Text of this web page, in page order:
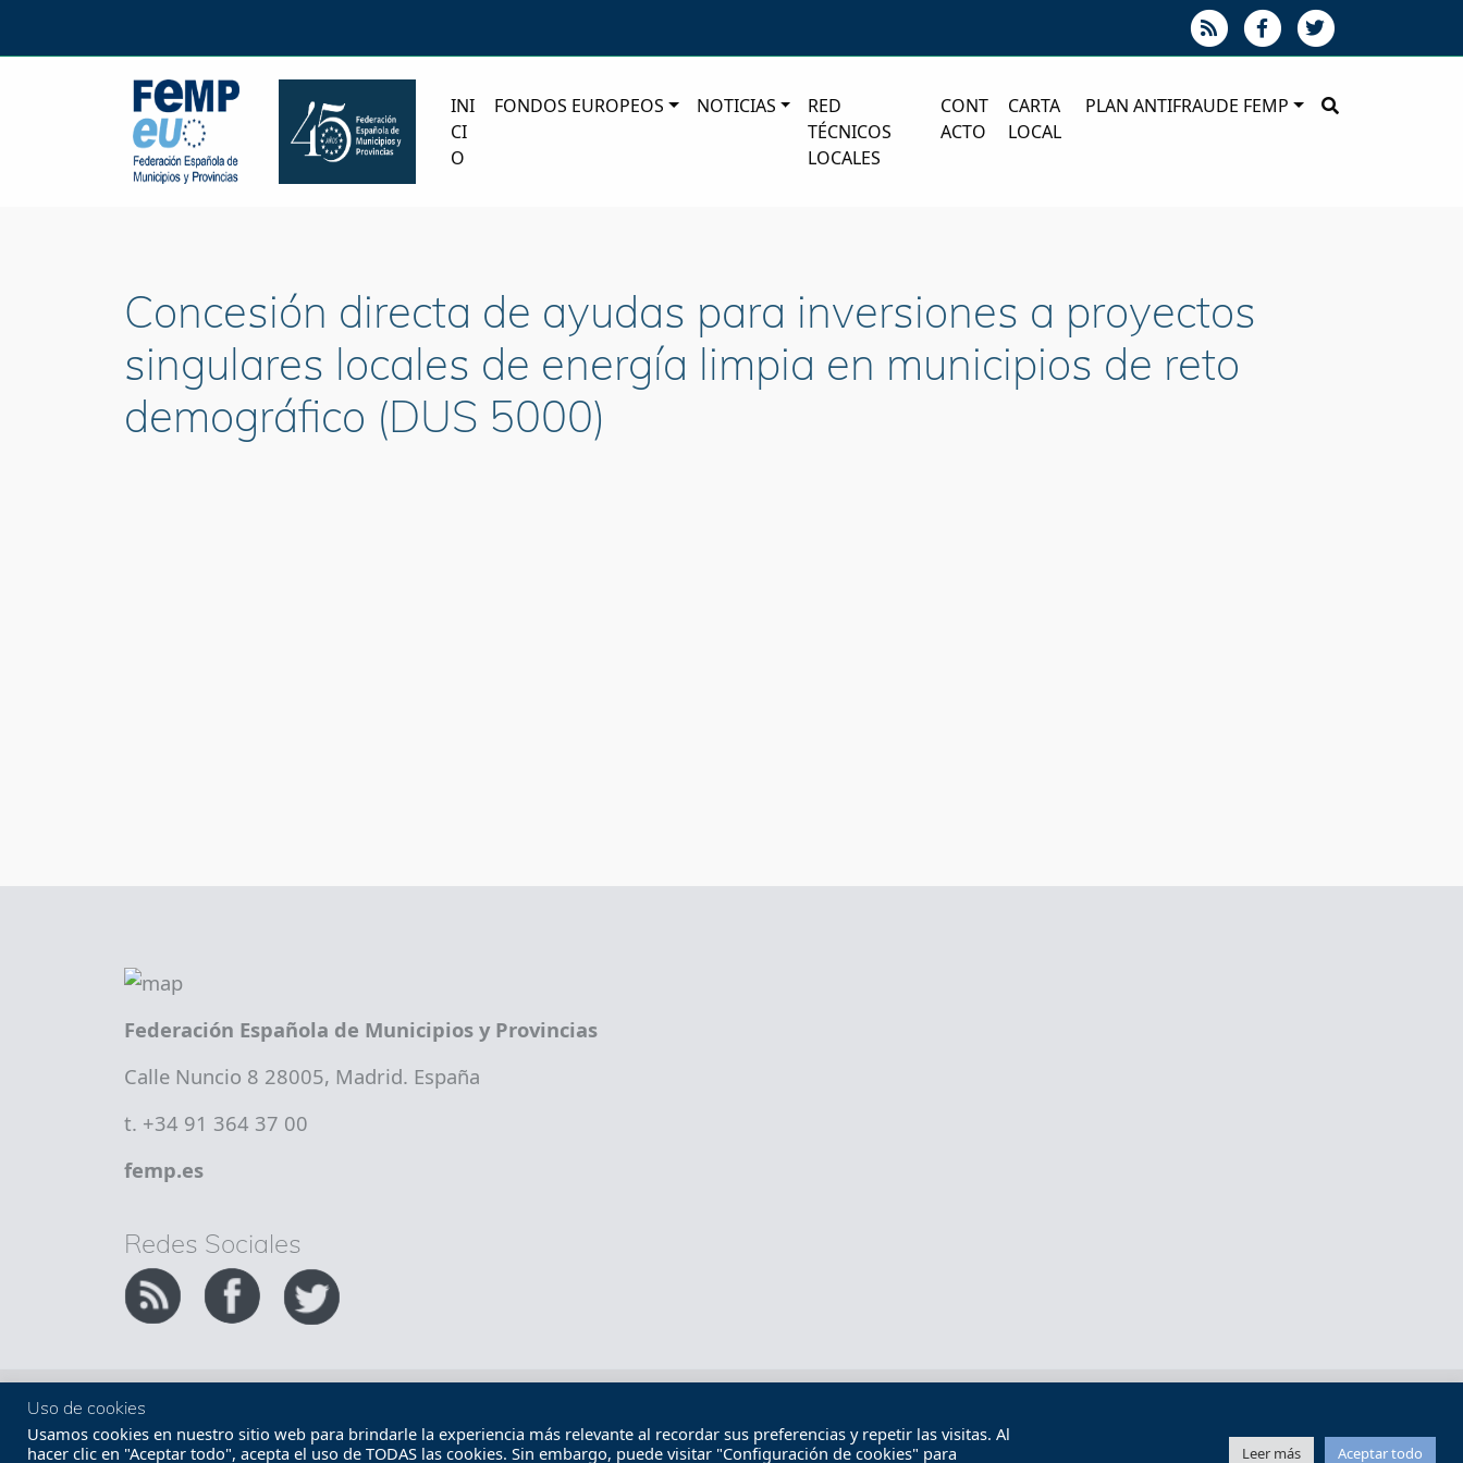
INI
CI
O
FONDOS EUROPEOS NOTICIAS
RED
TÉCNICOS
LOCALES
CONT
ACTO
CARTA
LOCAL
PLAN ANTIFRAUDE FEMP
Concesión directa de ayudas para inversiones a proyectos
singulares locales de energía limpia en municipios de reto
demográfico (DUS 5000)
Federación Española de Municipios y Provincias
Calle Nuncio 8 28005, Madrid. España
t. +34 91 364 37 00
femp.es
Redes Sociales
Contacto
Uso de cookies
Usamos cookies en nuestro sitio web para brindarle la experiencia más relevante al recordar sus preferencias y repetir las visitas. Al
hacer clic en "Aceptar todo", acepta el uso de TODAS las cookies. Sin embargo, puede visitar "Configuración de cookies" para
Leer más Aceptar todo